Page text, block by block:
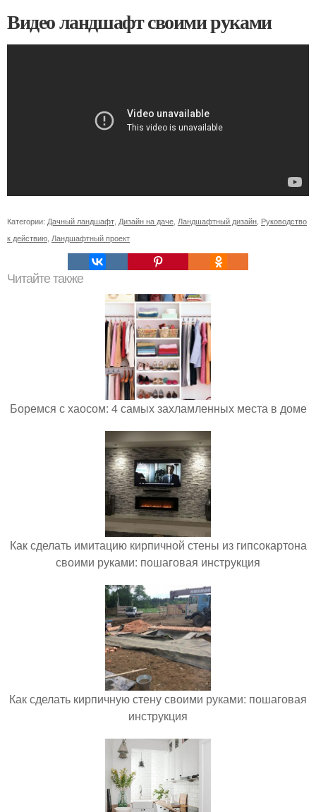
Видео ландшафт своими руками
Категории: Дачный ландшафт Дизайн на даче Ландшафтный дизайн Руководство
к действию Ландшафтный проект
Читайте также
Боремся с хаосом: 4 самых захламленных места в доме
Как сделать имитацию кирпичной стены из гипсокартона
своими руками: пошаговая инструкция
Как сделать кирпичную стену своими руками: пошаговая
инструкция